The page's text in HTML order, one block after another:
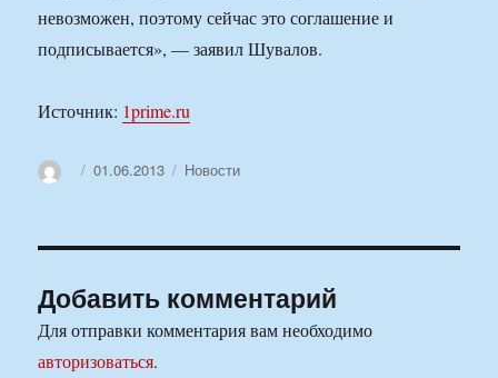
невозможен, поэтому сейчас это соглашение и
подписывается», — заявил Шувалов.
Источник: 1prime.ru
АвторОпубликовано
01.06.2013 Рубрики
Новости
Добавить комментарий
Для отправки комментария вам необходимо
авторизоваться.